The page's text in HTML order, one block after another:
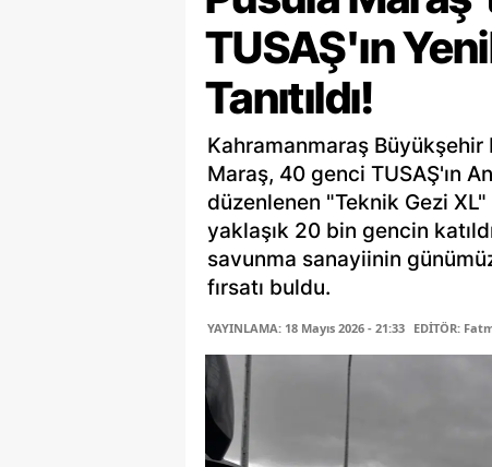
TUSAŞ'ın
Tanıtıldı!
Kahramanmaraş
Maraş, 40 genci TUSAŞ'ın
düzenlenen "Teknik Gezi
yaklaşık 20 bin gencin
savunma sanayiinin
fırsatı buldu.
YAYINLAMA: 18 Mayıs 2026 - 21:33 EDİTÖR: